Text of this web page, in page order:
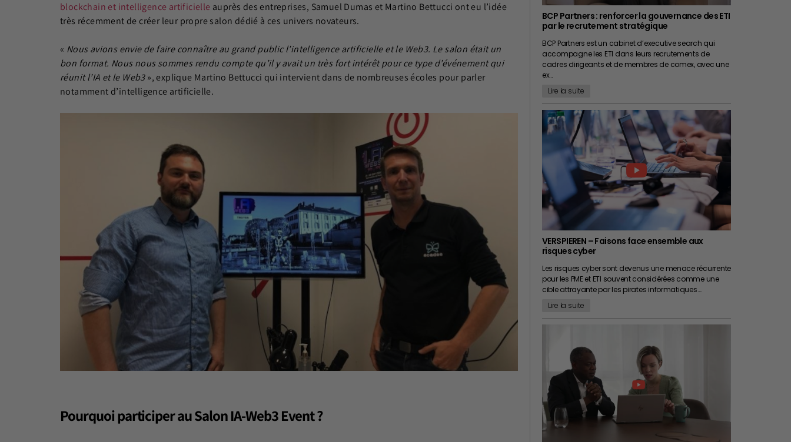
blockchain et intelligence artificielle auprès des entreprises, Samuel Dumas et Martino Bettucci ont eu l’idée
très récemment de créer leur propre salon dédié à ces univers novateurs.
« Nous avions envie de faire connaître au grand public l’intelligence artificielle et le Web3. Le salon était un
bon format. Nous nous sommes rendu compte qu’il y avait un très fort intérêt pour ce type d’événement qui
réunit l’IA et le Web3», explique Martino Bettucci qui intervient dans de nombreuses écoles pour parler
notamment d’intelligence artificielle.
Pourquoi participer au Salon IA-Web3 Event ?
BCP Partners : renforcer la gouvernance des ETI
par le recrutement stratégique
BCP Partners est un cabinet d’executive search qui
accompagne les ETI dans leurs recrutements de
cadres dirigeants et de membres de comex, avec une
ex…
Lire la suite
VERSPIEREN – Faisons face ensemble aux
risques cyber
Les risques cyber sont devenus une menace récurrente
pour les PME et ETI souvent considérées comme une
cible attrayante par les pirates informatiques.…
Lire la suite